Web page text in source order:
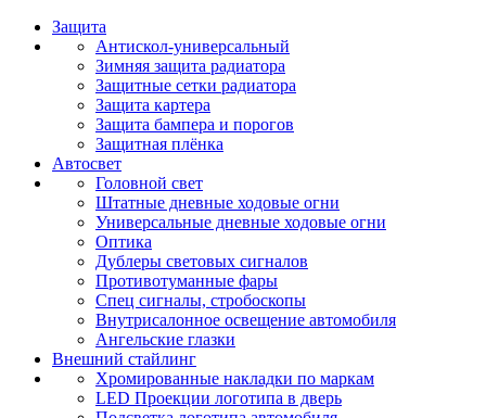
Защита
Антискол-универсальный
Зимняя защита радиатора
Защитные сетки радиатора
Защита картера
Защита бампера и порогов
Защитная плёнка
Автосвет
Головной свет
Штатные дневные ходовые огни
Универсальные дневные ходовые огни
Оптика
Дублеры световых сигналов
Противотуманные фары
Спец сигналы, стробоскопы
Внутрисалонное освещение автомобиля
Ангельские глазки
Внешний стайлинг
Хромированные накладки по маркам
LED Проекции логотипа в дверь